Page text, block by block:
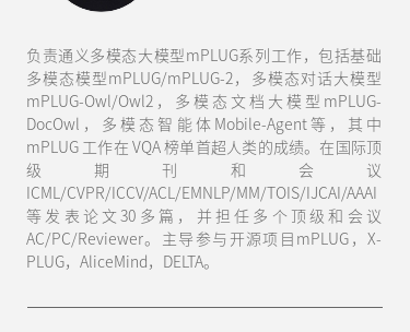
负责通义多模态大模型mPLUG系列工作，包括基础
多模态模型mPLUG/mPLUG-2，多模态对话大模型
mPLUG-Owl/Owl2，多模态文档大模型mPLUG-
DocOwl，多模态智能体Mobile-Agent等，其中
mPLUG 工作在 VQA 榜单首超人类的成绩。在国际顶
级期刊和会议
ICML/CVPR/ICCV/ACL/EMNLP/MM/TOIS/IJCAI/AAAI
等发表论文30多篇，并担任多个顶级和会议
AC/PC/Reviewer。主导参与开源项目mPLUG，X-
PLUG，AliceMind，DELTA。